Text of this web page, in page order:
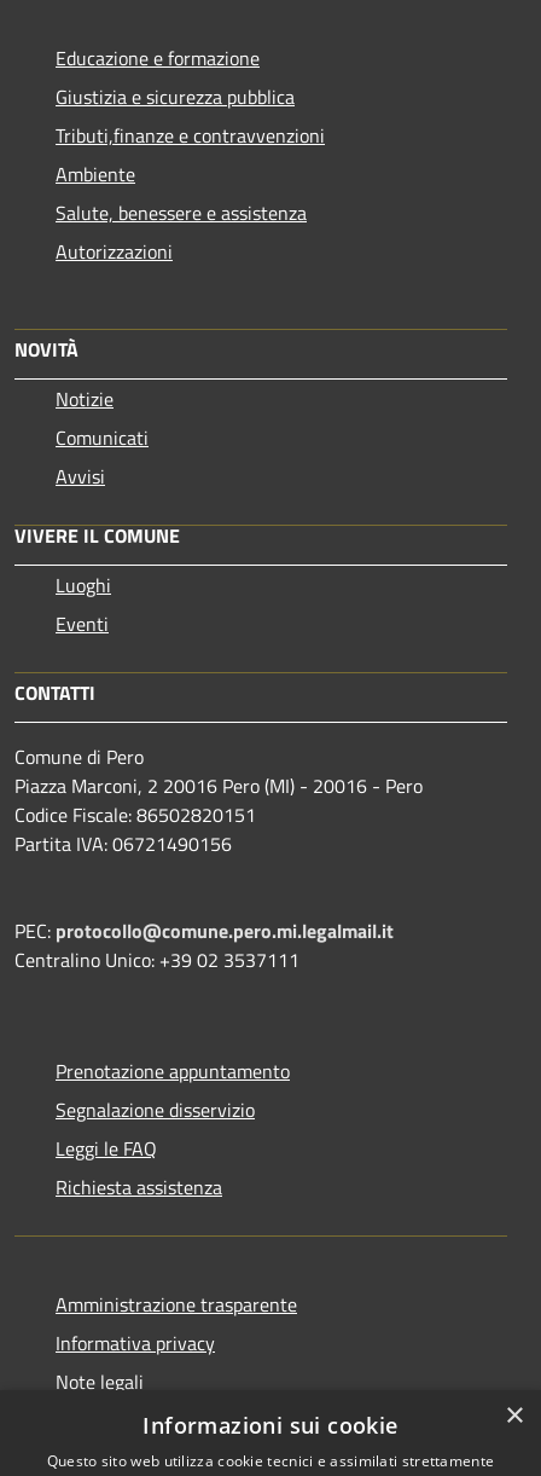
Educazione e formazione
Giustizia e sicurezza pubblica
Tributi,finanze e contravvenzioni
Ambiente
Salute, benessere e assistenza
Autorizzazioni
NOVITÀ
Notizie
Comunicati
Avvisi
VIVERE IL COMUNE
Luoghi
Eventi
CONTATTI
Comune di Pero
Piazza Marconi, 2 20016 Pero (MI) - 20016 - Pero
Codice Fiscale: 86502820151
Partita IVA: 06721490156
PEC: protocollo@comune.pero.mi.legalmail.it
Centralino Unico: +39 02 3537111
Prenotazione appuntamento
Segnalazione disservizio
Leggi le FAQ
Richiesta assistenza
Amministrazione trasparente
Informativa privacy
Note legali
Dichiarazione di accessibilità
×
Informazioni sui cookie
Questo sito web utilizza cookie tecnici e assimilati strettamente